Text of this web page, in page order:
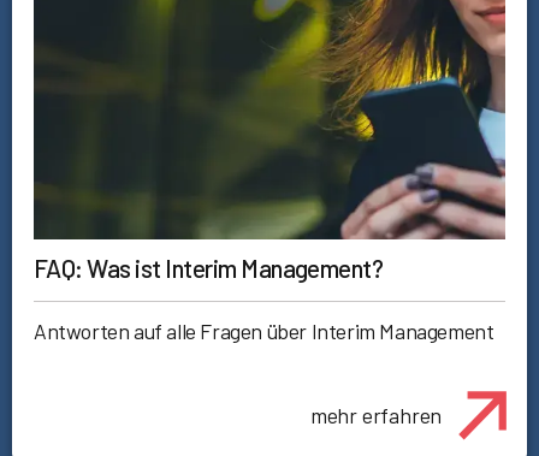
FAQ: Was ist Interim Management?
Antworten auf alle Fragen über Interim Management
mehr erfahren